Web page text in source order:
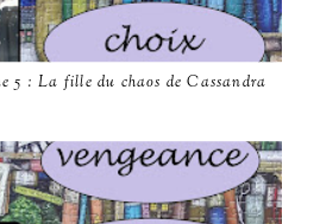
5 : La fille du chaos de Cassandra